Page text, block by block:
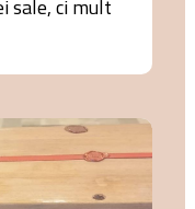
sale, ci mult